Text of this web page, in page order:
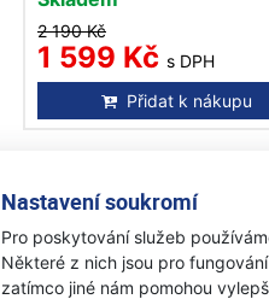
Nastavení soukromí
Pro poskytování služeb
Některé z nich jsou pro
zatímco jiné nám pomohou
2 190 Kč
1 599 Kč s DPH
Přidat k nákupu